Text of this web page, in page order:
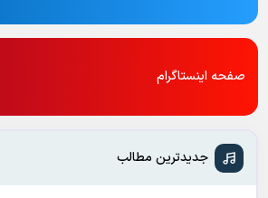
صفحه اینستاگرام
جدیدترین مطالب